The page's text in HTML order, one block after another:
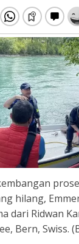
hilang,
dari Ridwan
Bern, Swiss.